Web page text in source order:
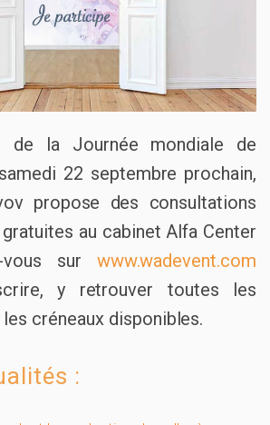
de la Journée mondiale de
22 septembre prochain,
propose des consultations
au cabinet Alfa Center
vous sur www.wadevent.com
y retrouver toutes les
créneaux disponibles.
: